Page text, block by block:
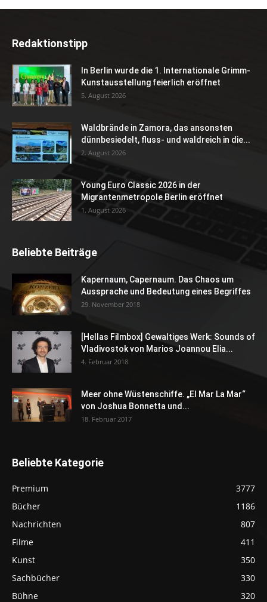
Redaktionstipp
In Berlin wurde die 1. Internationale Grimm-
Kunstausstellung feierlich eröffnet
5. August 2026
Waldbrände in Zamora, das ansonsten
dünnbesiedelt, fluss- und waldreich in die...
2. August 2026
Young Euro Classic 2026 in der
Migrantenmetropole Berlin eröffnet
1. August 2026
Beliebte Beiträge
Kapernaum, Capernaum. Das Chaos um
Aussprache und Bedeutung eines Begriffes
29. November 2018
[Hellas Filmbox] Gewaltiges Werk: Sounds of
Vladivostok von Marios Joannou Elia...
4. Februar 2018
Meer ohne Wüstenschiffe. „El Mar La Mar“
von Joshua Bonnetta und...
18. Februar 2017
Beliebte Kategorie
Premium
3777
Bücher
1186
Nachrichten
807
Filme
411
Kunst
350
Sachbücher
330
Bühne
320